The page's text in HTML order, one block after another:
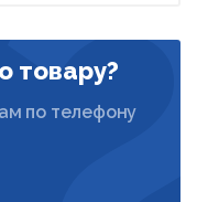
товару?
по телефону